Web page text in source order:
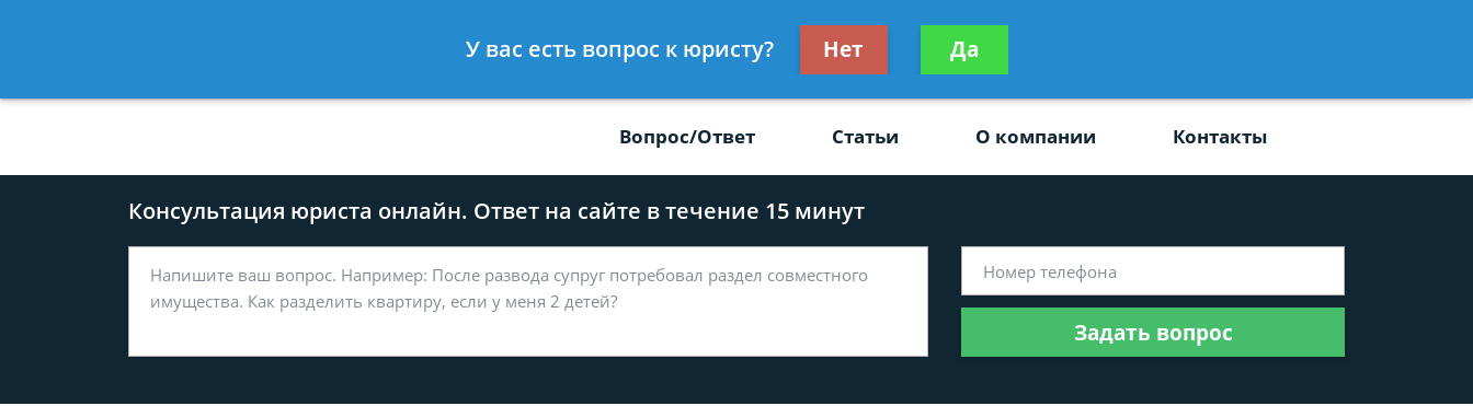
8 812 509-27-47
Получите консультацию
бесплатно
Вопрос/Ответ Статьи О компании Контакты
Консультация юриста онлайн. Ответ на сайте в течение 15 минут
Задать вопрос
У вас есть вопрос к юристу? Нет Да